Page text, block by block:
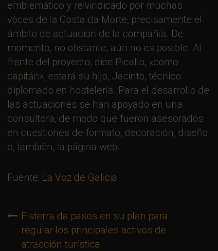
emblemático y reivindicado por muchas
voces de la Costa da Morte, precisamente el
ámbito de actuación de la compañía. De
momento, no obstante, aún no es posible. Al
frente del proyecto, dice Picallo, «como
capitán», estará su hijo, Jacinto, técnico
diplomado en hostelería. Para el desarrollo de
las actuaciones se han apoyado en una
consultora, de modo que fueron asesorados
en cuestiones de formato, decoración, diseño
o, también, la página web.
Fuente: La Voz de Galicia
Post
navigation
Fisterra da pasos en su plan para
regular los principales activos de
atracción turística